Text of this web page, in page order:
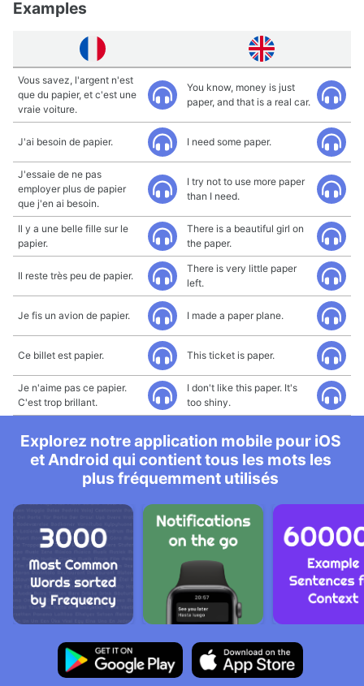
Examples
Vous savez, l'argent n'est
que du papier, et c'est une
vraie voiture.
You know, money is just
paper, and that is a real car.
J'ai besoin de papier. I need some paper.
J'essaie de ne pas
employer plus de papier
que j'en ai besoin.
I try not to use more paper
than I need.
Il y a une belle fille sur le
papier.
There is a beautiful girl on
the paper.
Il reste très peu de papier.
There is very little paper
left.
Je fis un avion de papier. I made a paper plane.
Ce billet est papier. This ticket is paper.
Je n'aime pas ce papier.
C'est trop brillant.
I don't like this paper. It's
too shiny.
Explorez notre application mobile pour iOS
et Android qui contient tous les mots les
plus fréquemment utilisés